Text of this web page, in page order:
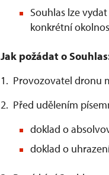
Souhlas lze
konkrétní
Jak požádat o
1. Provozovatel dronu
2. Před udělením
doklad o
doklad o